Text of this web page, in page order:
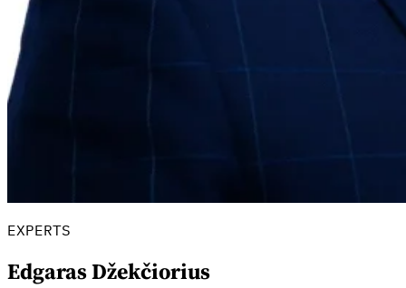
VAT para principiantes
EXPERTS
Edgaras Džekčiorius